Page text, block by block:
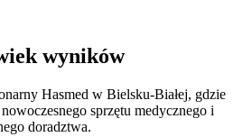
wyników
Hasmed w Bielsku-Białej, gdzie
sprzętu medycznego i
doradztwa.